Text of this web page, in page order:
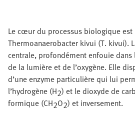
Le cœur du processus biologique est
Thermoanaerobacter kivui (T. kivui).
centrale, profondément enfouie
de la lumière et de l’oxygène. Elle
d’une enzyme particulière qui lui
l’hydrogène (H2) et le dioxyde de
formique (CH2O2) et inversement.